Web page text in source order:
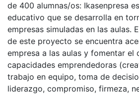
de 400 alumnas/os: Ikasenpresa
educativo que se desarrolla en
empresas simuladas en las aulas.
de este proyecto se encuentra
empresa a las aulas y fomentar el
capacidades emprendedoras
trabajo en equipo, toma de
liderazgo, compromiso, firmeza,